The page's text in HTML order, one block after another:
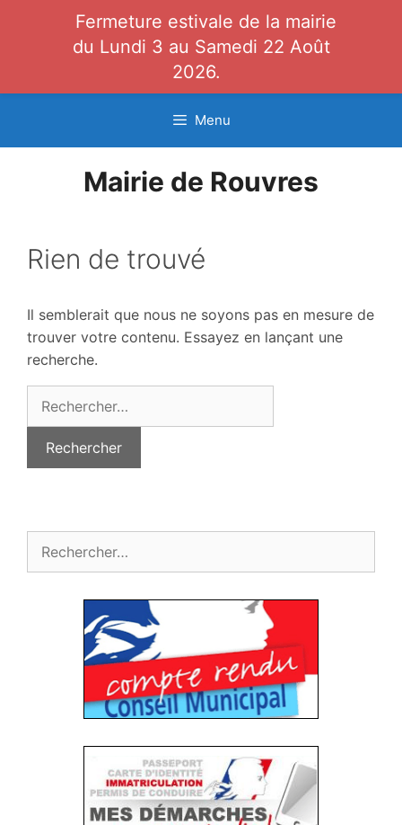
contenu
Menu
Mairie de Rouvres
Rien de trouvé
Il semblerait que nous ne soyons pas en mesure de
trouver votre contenu. Essayez en lançant une
recherche.
Rechercher :
Fermeture estivale de la mairie
du Lundi 3 au Samedi 22 Août
2026.